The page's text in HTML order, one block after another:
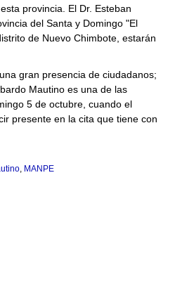
provincia. El Dr. Esteban
del Santa y Domingo "El
de Nuevo Chimbote, estarán
gran presencia de ciudadanos;
Mautino es una de las
5 de octubre, cuando el
presente en la cita que tiene con
, MANPE